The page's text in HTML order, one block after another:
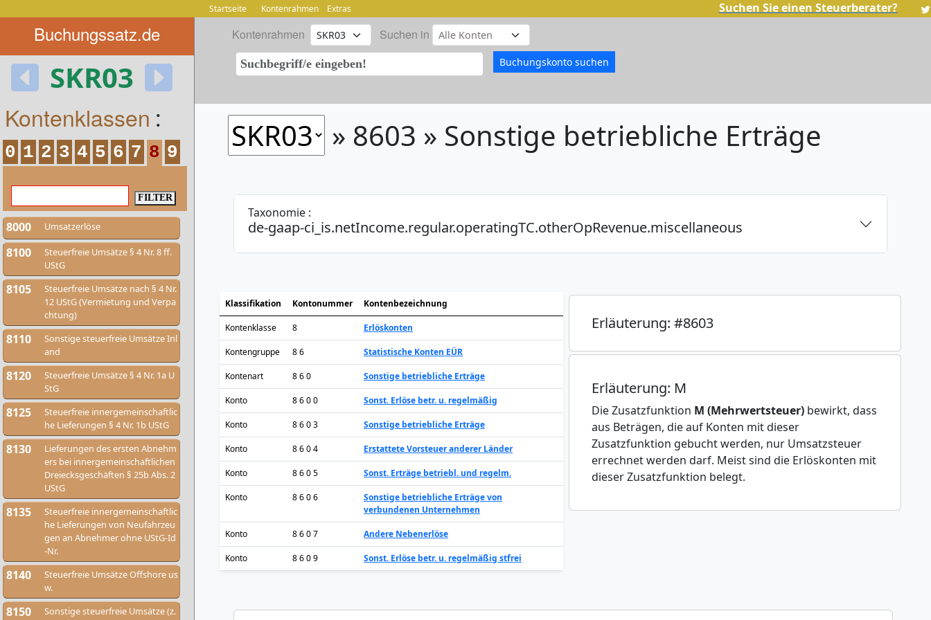
Startseite Kontenrahmen Extras Suchen Sie einen Steuerberater?
Buchungssatz.de
SKR03
Kontenrahmen Suchen in
Kontenklassen :
0 1 2 3 4 5 6 7 8 9
8000 Umsatzerlöse
8100
Steuerfreie Umsätze § 4 Nr. 8 ff.
UStG
8105
Steuerfreie Umsätze nach § 4 Nr.
12 UStG (Vermietung und Verpa
chtung)
8110
Sonstige steuerfreie Umsätze Inl
and
8120
Steuerfreie Umsätze § 4 Nr. 1a U
StG
8125
Steuerfreie innergemeinschaftlic
he Lieferungen § 4 Nr. 1b UStG
8130
Lieferungen des ersten Abnehm
ers bei innergemeinschaftlichen
Dreiecksgeschäften § 25b Abs. 2
UStG
8135
Steuerfreie innergemeinschaftlic
he Lieferungen von Neufahrzeu
gen an Abnehmer ohne UStG-Id
-Nr.
8140
Steuerfreie Umsätze Offshore us
w.
8150
Sonstige steuerfreie Umsätze (z.
» 8603 » Sonstige betriebliche Erträge
Taxonomie :
de-gaap-ci_is.netIncome.regular.operatingTC.otherOpRevenue.miscellaneous
Klassifikation Kontonummer Kontenbezeichnung
Kontenklasse 8 Erlöskonten
Kontengruppe 8 6 Statistische Konten EÜR
Kontenart 8 6 0 Sonstige betriebliche Erträge
Konto 8 6 0 0 Sonst. Erlöse betr. u. regelmäßig
Konto 8 6 0 3 Sonstige betriebliche Erträge
Konto 8 6 0 4 Erstattete Vorsteuer anderer Länder
Konto 8 6 0 5 Sonst. Erträge betriebl. und regelm.
Konto 8 6 0 6
Sonstige betriebliche Erträge von
verbundenen Unternehmen
Konto 8 6 0 7 Andere Nebenerlöse
Konto 8 6 0 9 Sonst. Erlöse betr. u. regelmäßig stfrei
Erläuterung: #8603
Erläuterung: M
Die Zusatzfunktion M (Mehrwertsteuer) bewirkt, dass
aus Beträgen, die auf Konten mit dieser
Zusatzfunktion gebucht werden, nur Umsatzsteuer
errechnet werden darf. Meist sind die Erlöskonten mit
dieser Zusatzfunktion belegt.